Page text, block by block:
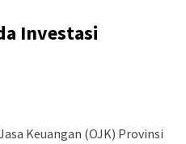
Investasi
Keuangan (OJK) Provinsi